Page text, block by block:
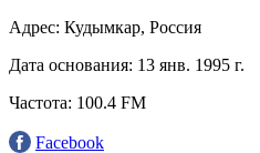
Адрес: Кудымкар, Россия
Дата основания: 13 янв. 1995 г.
Частота: 100.4 FM
Facebook